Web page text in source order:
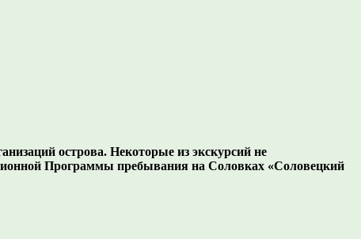
острова. Некоторые из экскурсий не
Программы пребывания на Соловках «Соловецкий